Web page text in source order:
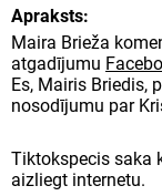
Apraksts:
Maira Brieža
atgadījumu
Es, Mairis Briedis,
nosodījumu par
Tiktokspecis saka
aizliegt internetu.